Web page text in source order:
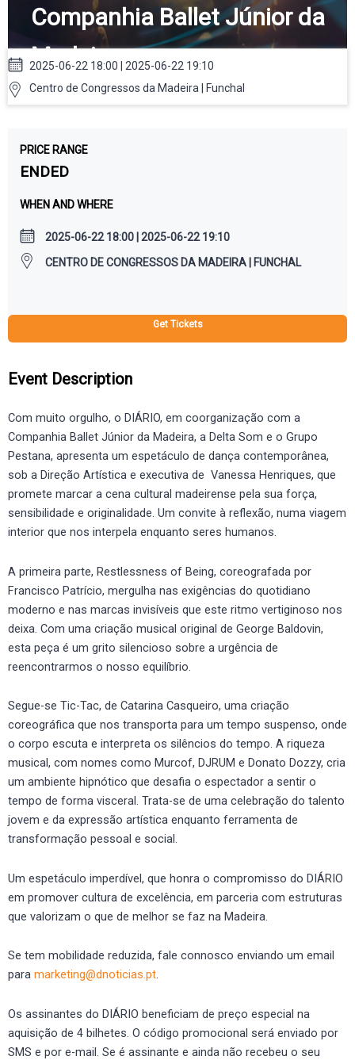
Companhia Ballet Júnior da
Madeira
2025-06-22 18:00 | 2025-06-22 19:10
Centro de Congressos da Madeira | Funchal
PRICE RANGE
ENDED
WHEN AND WHERE
2025-06-22 18:00 | 2025-06-22 19:10
CENTRO DE CONGRESSOS DA MADEIRA | FUNCHAL
Get Tickets
Event Description
Com muito orgulho, o DIÁRIO, em coorganização com a
Companhia Ballet Júnior da Madeira, a Delta Som e o Grupo
Pestana, apresenta um espetáculo de dança contemporânea,
sob a Direção Artística e executiva de Vanessa Henriques, que
promete marcar a cena cultural madeirense pela sua força,
sensibilidade e originalidade. Um convite à reflexão, numa viagem
interior que nos interpela enquanto seres humanos.
A primeira parte, Restlessness of Being, coreografada por
Francisco Patrício, mergulha nas exigências do quotidiano
moderno e nas marcas invisíveis que este ritmo vertiginoso nos
deixa. Com uma criação musical original de George Baldovin,
esta peça é um grito silencioso sobre a urgência de
reencontrarmos o nosso equilíbrio.
Segue-se Tic-Tac, de Catarina Casqueiro, uma criação
coreográfica que nos transporta para um tempo suspenso, onde
o corpo escuta e interpreta os silêncios do tempo. A riqueza
musical, com nomes como Murcof, DJRUM e Donato Dozzy, cria
um ambiente hipnótico que desafia o espectador a sentir o
tempo de forma visceral. Trata-se de uma celebração do talento
jovem e da expressão artística enquanto ferramenta de
transformação pessoal e social.
Um espetáculo imperdível, que honra o compromisso do DIÁRIO
em promover cultura de excelência, em parceria com estruturas
que valorizam o que de melhor se faz na Madeira.
Se tem mobilidade reduzida, fale connosco enviando um email
para marketing@dnoticias.pt.
Os assinantes do DIÁRIO beneficiam de preço especial na
aquisição de 4 bilhetes. O código promocional será enviado por
SMS e por e-mail. Se é assinante e ainda não recebeu o seu